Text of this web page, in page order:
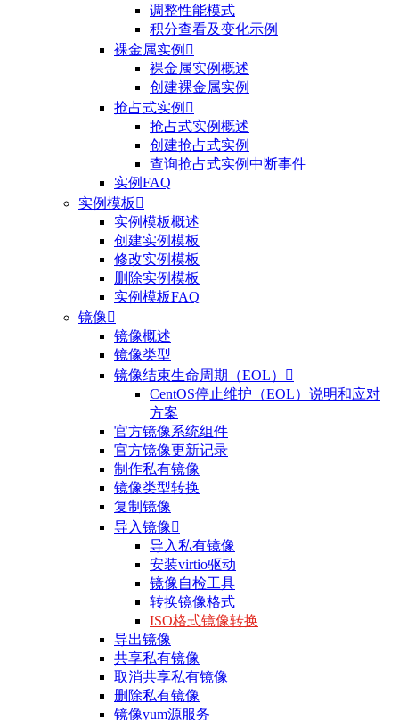
调整性能模式
积分查看及变化示例
裸金属实例 
裸金属实例概述
创建裸金属实例
抢占式实例 
抢占式实例概述
创建抢占式实例
查询抢占式实例中断事件
实例FAQ
实例模板 
实例模板概述
创建实例模板
修改实例模板
删除实例模板
实例模板FAQ
镜像
镜像概述
镜像类型
镜像结束生命周期（EOL）

CentOS停止维护（EOL）说明和应对
方案
官方镜像系统组件
官方镜像更新记录
制作私有镜像
镜像类型转换
复制镜像
导入镜像
导入私有镜像
安装virtio驱动
镜像自检工具
转换镜像格式
ISO格式镜像转换
导出镜像
共享私有镜像
取消共享私有镜像
删除私有镜像
镜像yum源服务